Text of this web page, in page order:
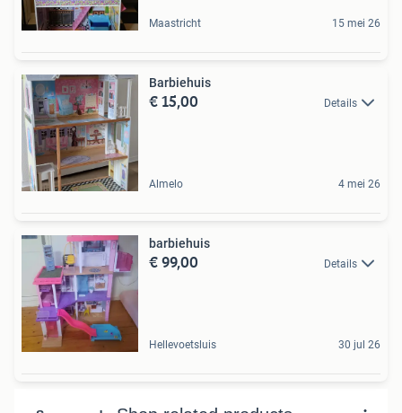
Maastricht 15 mei 26
Barbiehuis
€ 15,00 Details
Almelo 4 mei 26
barbiehuis
€ 99,00 Details
Hellevoetsluis 30 jul 26